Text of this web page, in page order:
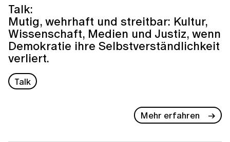
Talk:
Mutig, wehrhaft und streitbar: Kultur,
Wissenschaft, Medien und Justiz, wenn
Demokratie ihre Selbstverständlichkeit
verliert.
Talk
Mehr erfahren